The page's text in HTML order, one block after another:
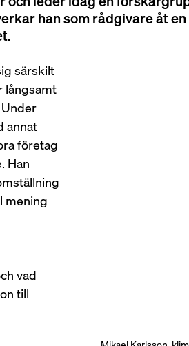
han som rådgivare åt
särskilt
långsamt
annat
företag
Han
mening
vad
till